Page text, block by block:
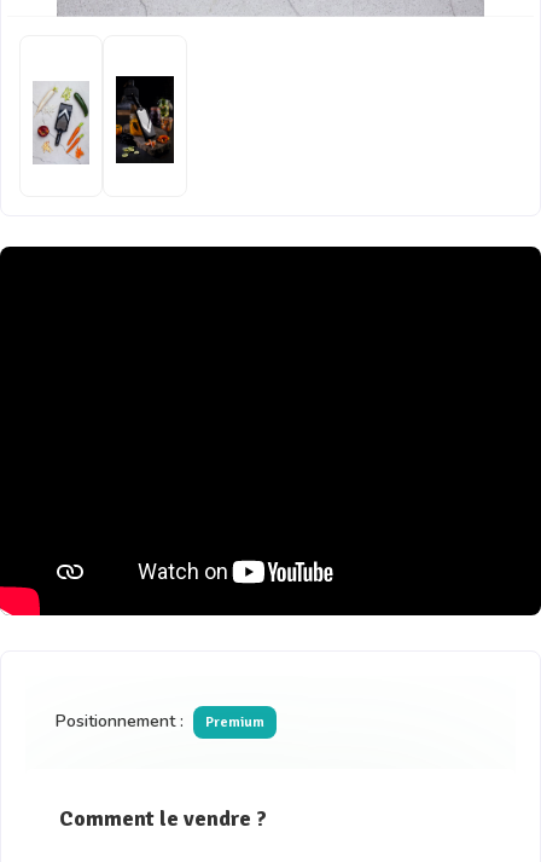
Positionnement : Premium
Comment le vendre ?